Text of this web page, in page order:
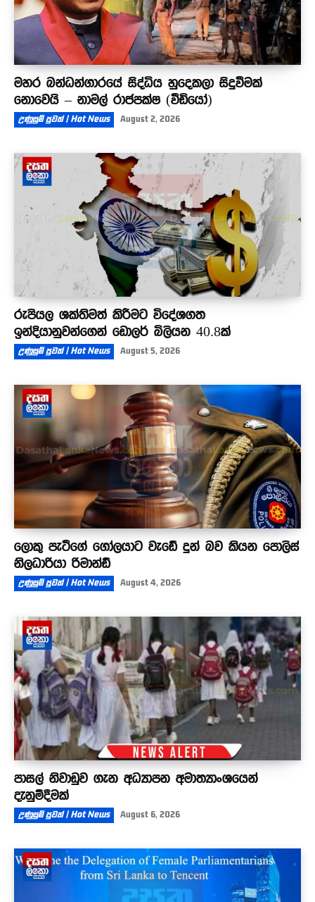
මහර බන්ධන්ගාරයේ සිද්ධිය හුදෙකලා සිදුවීමක්
නොවෙයි – නාමල් රාජපක්ෂ (වීඩියෝ)
උණුසුම් පුවත් | Hot News August 2, 2026
රුපියල ශක්තිමත් කිරීමට විදේශගත
ඉන්දියානුවන්ගෙන් ඩොලර් බිලියන 40.8ක්
උණුසුම් පුවත් | Hot News August 5, 2026
ලොකු පැටීගේ ගෝලයාට වැඩේ දුන් බව කියන පොලිස්
නිලධාරියා රිමාන්ඩ්
උණුසුම් පුවත් | Hot News August 4, 2026
පාසල් නිවාඩුව ගැන අධ්‍යාපන අමාත්‍යාංශයෙන්
දැනුම්දීමක්
උණුසුම් පුවත් | Hot News August 6, 2026